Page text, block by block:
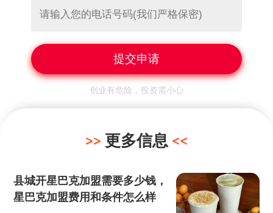
创业有危险，投资需小心
更多信息
县城开星巴克加盟需要多少钱，
星巴克加盟费用和条件怎么样